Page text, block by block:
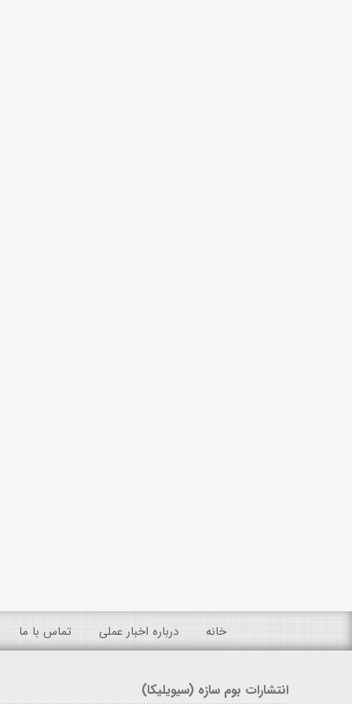
خانه درباره اخبار عملی تماس با ما
انتشارات بوم سازه (سیویلیکا)